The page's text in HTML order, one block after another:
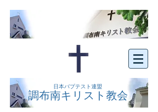
日本バプテスト連盟
調布南キリスト教会